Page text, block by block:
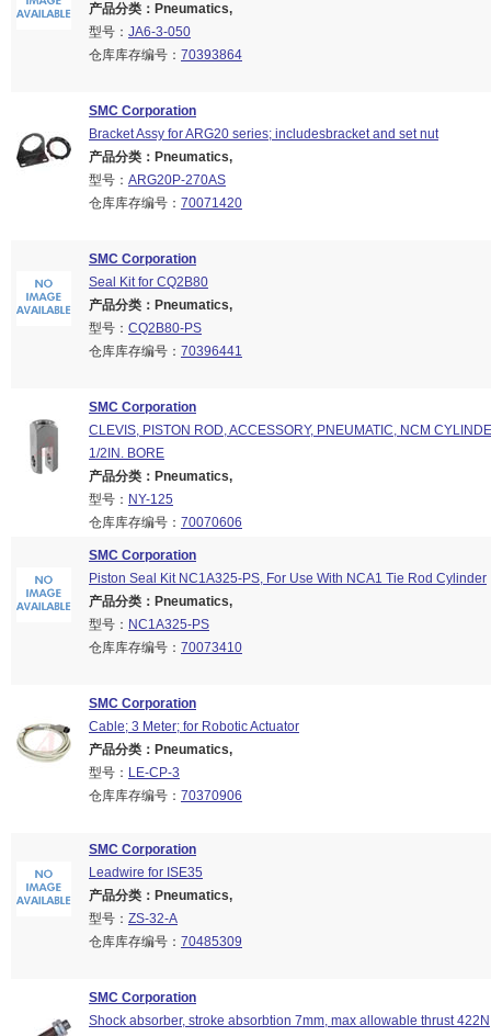
产品分类：Pneumatics,
型号： JA6-3-050
仓库库存编号： 70393864
SMC Corporation
Bracket Assy for ARG20 series; includesbracket and set nut
产品分类：Pneumatics,
型号： ARG20P-270AS
仓库库存编号： 70071420
SMC Corporation
Seal Kit for CQ2B80
产品分类：Pneumatics,
型号： CQ2B80-PS
仓库库存编号： 70396441
SMC Corporation
CLEVIS, PISTON ROD, ACCESSORY, PNEUMATIC, NCM
1/2IN. BORE
产品分类：Pneumatics,
型号： NY-125
仓库库存编号： 70070606
SMC Corporation
Piston Seal Kit NC1A325-PS, For Use With NCA1 Tie Rod Cylinder
产品分类：Pneumatics,
型号： NC1A325-PS
仓库库存编号： 70073410
SMC Corporation
Cable; 3 Meter; for Robotic Actuator
产品分类：Pneumatics,
型号： LE-CP-3
仓库库存编号： 70370906
SMC Corporation
Leadwire for ISE35
产品分类：Pneumatics,
型号： ZS-32-A
仓库库存编号： 70485309
SMC Corporation
Shock absorber, stroke absorbtion 7mm, max allowable thrust 422N